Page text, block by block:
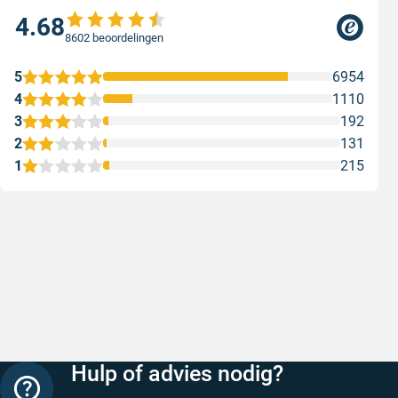
4.688602 beoordelingen
1 215
2 131
3 192
4 1110
5 6954
Hulp of advies nodig?